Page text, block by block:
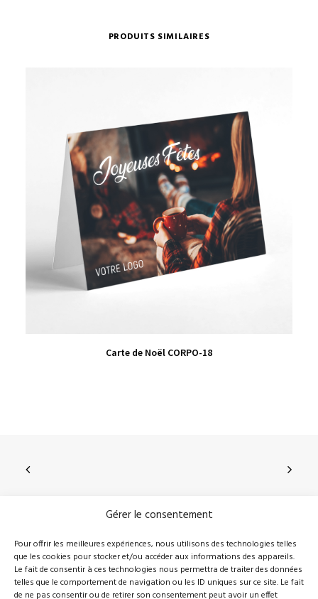
Gérer le consentement
Pour offrir les meilleures expériences, nous utilisons des technologies telles
que les cookies pour stocker et/ou accéder aux informations des appareils.
Le fait de consentir à ces technologies nous permettra de traiter des données
telles que le comportement de navigation ou les ID uniques sur ce site. Le fait
de ne pas consentir ou de retirer son consentement peut avoir un effet
PRODUITS SIMILAIRES
VIEW PRODUCT
Carte de Noël CORPO-18
210, rue Principale, Vallée-Jonction (Qc), G0S 3J0
418 389-8899info@novalie.ca